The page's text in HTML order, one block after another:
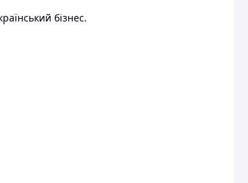
бізнес.